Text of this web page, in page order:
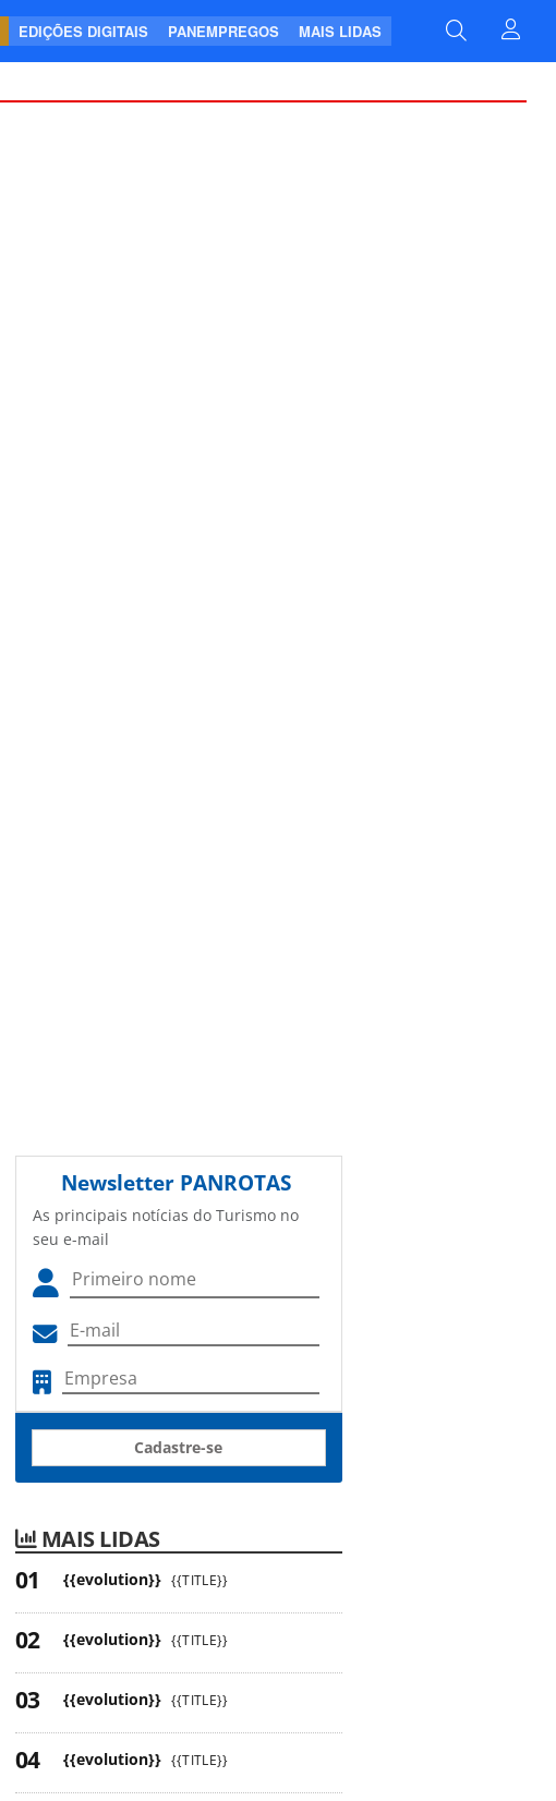
EDIÇÕES DIGITAIS PANEMPREGOS MAIS LIDAS
Newsletter PANROTAS
As principais notícias do Turismo no
seu e-mail
Cadastre-se
MAIS LIDAS
{{evolution}} {{TITLE}}
{{evolution}} {{TITLE}}
{{evolution}} {{TITLE}}
{{evolution}} {{TITLE}}